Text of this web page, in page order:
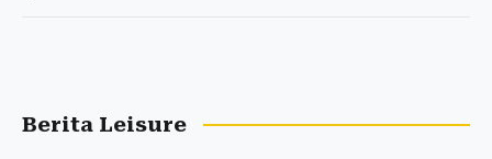
Berita Leisure